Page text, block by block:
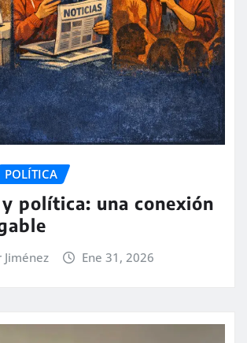
POLÍTICA
política: una conexión
Ene 31, 2026